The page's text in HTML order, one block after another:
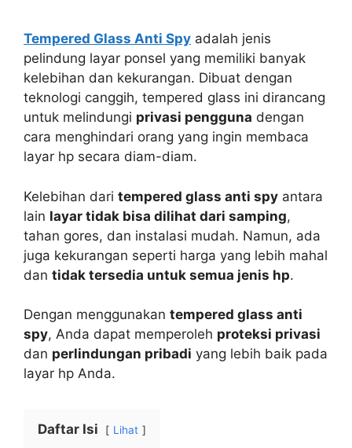
Tempered Glass Anti Spy adalah jenis
pelindung layar ponsel yang memiliki banyak
kelebihan dan kekurangan. Dibuat dengan
teknologi canggih, tempered glass ini dirancang
untuk melindungi privasi pengguna dengan
cara menghindari orang yang ingin membaca
layar hp secara diam-diam.
Kelebihan dari tempered glass anti spy antara
lain layar tidak bisa dilihat dari samping,
tahan gores, dan instalasi mudah. Namun, ada
juga kekurangan seperti harga yang lebih mahal
dan tidak tersedia untuk semua jenis hp.
Dengan menggunakan tempered glass anti
spy, Anda dapat memperoleh proteksi privasi
dan perlindungan pribadi yang lebih baik pada
layar hp Anda.
Daftar Isi Lihat